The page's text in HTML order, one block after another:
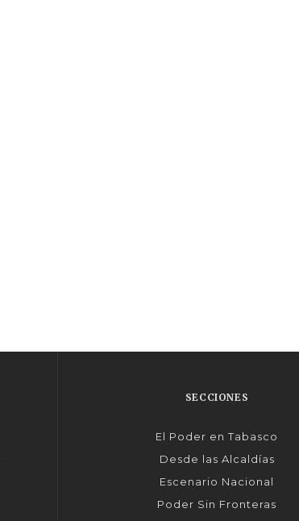
SECCIONES
El Poder en Tabasco
Desde las Alcaldías
Escenario Nacional
Poder Sin Fronteras